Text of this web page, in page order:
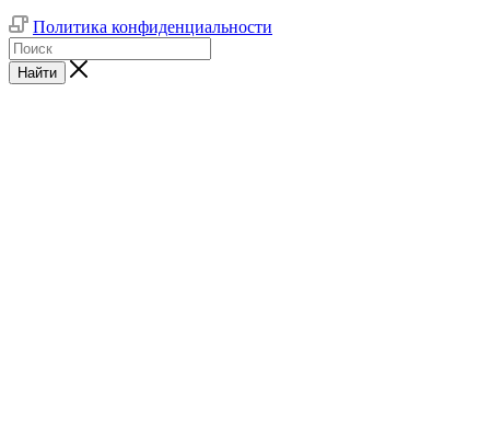
Политика конфиденциальности
Найти